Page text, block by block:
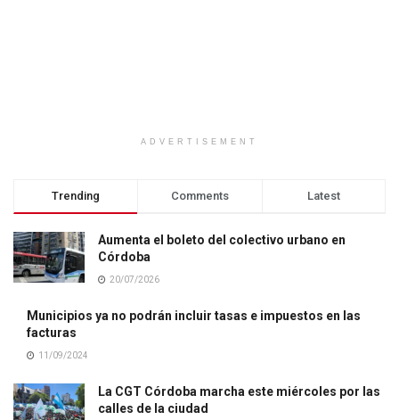
ADVERTISEMENT
Trending Comments Latest
Aumenta el boleto del colectivo urbano en
Córdoba
20/07/2026
Municipios ya no podrán incluir tasas e impuestos en las
facturas
11/09/2024
La CGT Córdoba marcha este miércoles por las
calles de la ciudad